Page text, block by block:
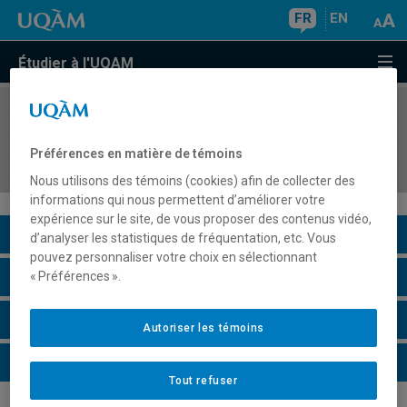
FR EN
Étudier à l'UQAM
COURS//
mondiaux
Description du cours
Horaire - Été 2026
Horaire - Automne 2026
Horaire - Hiver 2027
Préférences en matière de témoins
Nous utilisons des témoins (cookies) afin de collecter des
informations qui nous permettent d’améliorer votre
expérience sur le site, de vous proposer des contenus vidéo,
d’analyser les statistiques de fréquentation, etc. Vous
pouvez personnaliser votre choix en sélectionnant
« Préférences ».
Tout refuser
Autoriser les témoins